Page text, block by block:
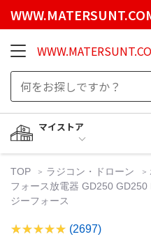
マイストア
TOP ラジコン・ドローン
フォース放電器 GD250
ジーフォース
(2697)